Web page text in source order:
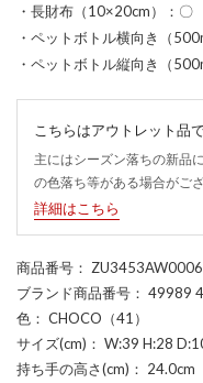
・長財布（10×20cm）：〇
・ペットボトル横向き（
・ペットボトル縦向き（
こちらはアウトレット品で
主にはシーズン落ちの新品
の色落ち等がある場合がご
詳細はこちら
商品番号 ：
ブランド商品番号 ： 49989
色 ： CHOCO（41）
サイズ(cm) ： W:39 H:28
持ち手の高さ(cm) ： 24.0cm